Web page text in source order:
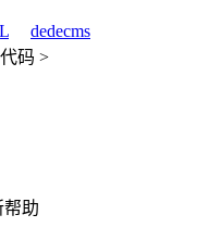
dedecms
码 >
帮助